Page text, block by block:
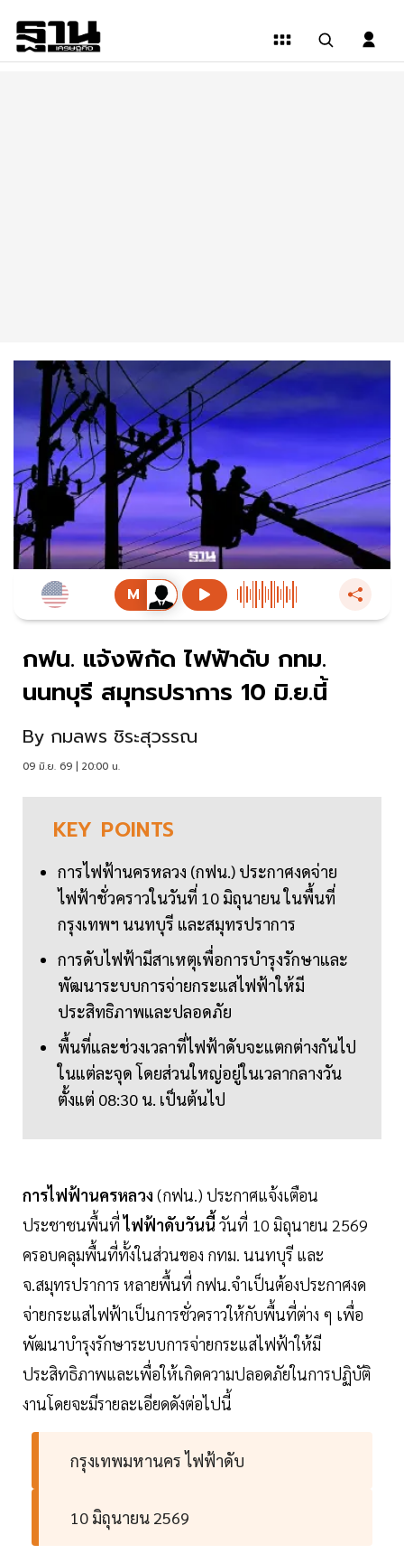
กฟน. แจ้งพิกัด ไฟฟ้าดับ กทม.
นนทบุรี สมุทรปราการ 10 มิ.ย.นี้
By กมลพร ชิระสุวรรณ
09 มิ.ย. 69 | 20:00 น.
KEY POINTS
การไฟฟ้านครหลวง (กฟน.) ประกาศงดจ่าย
ไฟฟ้าชั่วคราวในวันที่ 10 มิถุนายน ในพื้นที่
กรุงเทพฯ นนทบุรี และสมุทรปราการ
การดับไฟฟ้ามีสาเหตุเพื่อการบำรุงรักษาและ
พัฒนาระบบการจ่ายกระแสไฟฟ้าให้มี
ประสิทธิภาพและปลอดภัย
พื้นที่และช่วงเวลาที่ไฟฟ้าดับจะแตกต่างกันไป
ในแต่ละจุด โดยส่วนใหญ่อยู่ในเวลากลางวัน
ตั้งแต่ 08:30 น. เป็นต้นไป
การไฟฟ้านครหลวง (กฟน.) ประกาศแจ้งเตือน
ประชาชนพื้นที่ไฟฟ้าดับวันนี้ วันที่ 10 มิถุนายน 2569
ครอบคลุมพื้นที่ทั้งในส่วนของ กทม. นนทบุรี และ
จ.สมุทรปราการ หลายพื้นที่ กฟน.จำเป็นต้องประกาศงด
จ่ายกระแสไฟฟ้าเป็นการชั่วคราวให้กับพื้นที่ต่าง ๆ เพื่อ
พัฒนาบำรุงรักษาระบบการจ่ายกระแสไฟฟ้าให้มี
ประสิทธิภาพและเพื่อให้เกิดความปลอดภัยในการปฏิบัติ
งานโดยจะมีรายละเอียดดังต่อไปนี้
กรุงเทพมหานคร ไฟฟ้าดับ
10 มิถุนายน 2569